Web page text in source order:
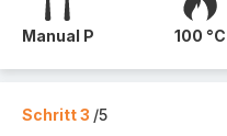
Manual P 100 °C
Schritt 3 /5